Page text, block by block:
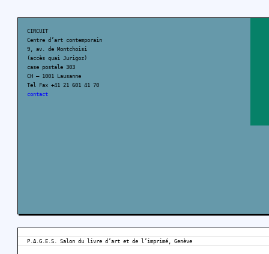
CIRCUIT
Centre d’art contemporain
9, av. de Montchoisi
(accès quai Jurigoz)
case postale 303
CH – 1001 Lausanne
Tel Fax +41 21 601 41 70
contact
P.A.G.E.S. Salon du livre d’art et de l’imprimé, Genève